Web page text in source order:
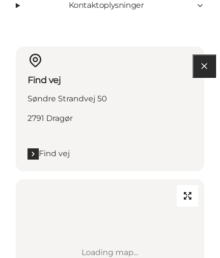
Kontaktoplysninger
Find vej
Søndre Strandvej 50
2791 Dragør
Find vej
Loading map...